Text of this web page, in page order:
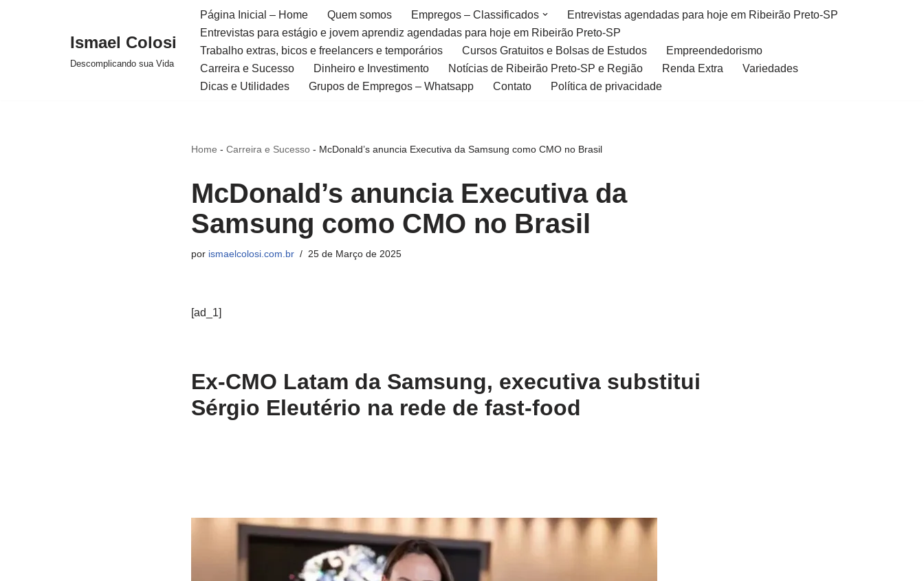
Ismael Colosi
Descomplicando sua Vida
Página Inicial – Home Quem somos Empregos – Classificados
Entrevistas agendadas para hoje em Ribeirão Preto-SP
Entrevistas para estágio e jovem aprendiz agendadas para hoje em Ribeirão Preto-SP
Trabalho extras, bicos e freelancers e temporários
Cursos Gratuitos e Bolsas de Estudos
Empreendedorismo
Carreira e Sucesso
Dinheiro e Investimento Notícias de Ribeirão Preto-SP e Região Renda Extra
Variedades
Dicas e Utilidades
Grupos de Empregos – Whatsapp Contato Política de privacidade
Home - Carreira e Sucesso- McDonald’s anuncia Executiva da Samsung como CMO no Brasil
McDonald’s anuncia Executiva da
Samsung como CMO no Brasil
por ismaelcolosi.com.br 25 de Março de 2025
[ad_1]
Ex-CMO Latam da Samsung, executiva substitui
Sérgio Eleutério na rede de fast-food